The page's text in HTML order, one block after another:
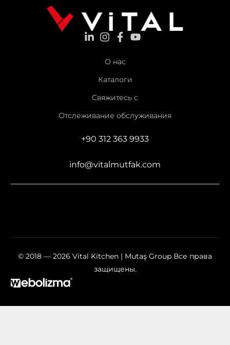
О нас
Каталоги
Свяжитесь с
Отслеживание обслуживания
+90 312 363 9933
info@vitalmutfak.com
© 2018 — 2026 Vital Kitchen | Mutaş Group Все права
защищены.